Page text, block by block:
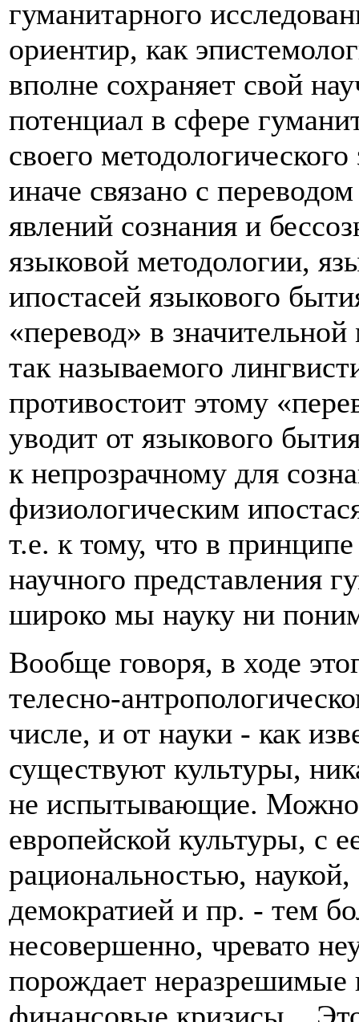
гуманитарного
ориентир, как
вполне сохраняет свой
потенциал в сфере
своего
иначе связано с
явлений сознания и
языковой методологии,
ипостасей языкового
«перевод» в
так называемого
противостоит этому
уводит от языкового
к непрозрачному для
физиологическим
т.е. к тому, что в
научного представления
широко мы науку ни
Вообще говоря, в ходе
телесно-
числе, и от науки - как
существуют культуры,
не испытывающие. Можно,
европейской культуры, с
рациональностью,
демократией и пр. - тем
несовершенно, чревато
порождает